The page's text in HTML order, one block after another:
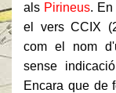
als Pirineus. En
el vers CCIX
com el nom
sense
Encara que de